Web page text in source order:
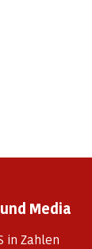
Media
in Zahlen